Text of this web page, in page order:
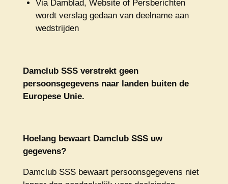
Via Damblad, Website of Persberichten
wordt verslag gedaan van deelname aan
wedstrijden
Damclub SSS verstrekt geen
persoonsgegevens naar landen buiten de
Europese Unie.
Hoelang bewaart Damclub SSS uw
gegevens?
Damclub SSS bewaart persoonsgegevens niet